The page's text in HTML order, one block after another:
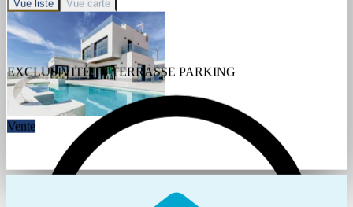
Vente
EXCLUSIVITÉ T3 TERRASSE PARKING